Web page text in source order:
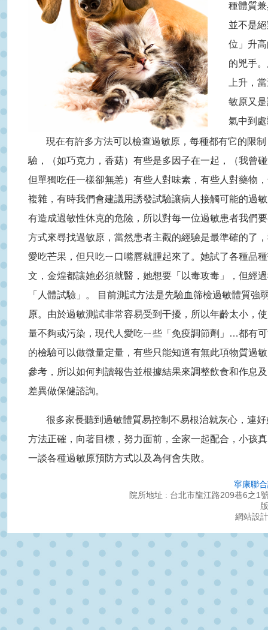
種體質
並不是
位」升
的兇手
上升，
敏原又
氣中到
現在有許多方法可以檢查過敏原，每種都有它的限
驗，（如巧克力，香菇）有些是多因子在一起，（我曾
但單獨吃任一樣卻無恙）有些人對味素，有些人對藥物
複雜，有時我們會建議用誘發試驗讓病人接觸可能的過
有造成過敏性休克的危險，所以對每一位過敏患者我們
方式來尋找過敏原，當然患者主觀的經驗是最準確的了
愛吃芒果，但只吃ㄧ口嘴唇就腫起來了。她試了各種品
文，金煌都讓她必須就醫，她想要「以毒攻毒」，但經
「人體試驗」。 目前測試方法是先驗血筛檢過敏體質強
原。由於過敏測試非常容易受到干擾，所以年齡太小，
量不夠或污染，現代人愛吃ㄧ些「免疫調節劑」…都有
的檢驗可以做微量定量，有些只能知道有無此項物質過
參考，所以如何判讀報告並根據結果來調整飲食和作息
差異做保健諮詢。
很多家長聽到過敏體質易控制不易根治就灰心，連
方法正確，向著目標，努力面前，全家一起配合，小孩
一談各種過敏原預防方式以及為何會失敗。
寧康聯
院所地址 : 台北市龍江路209巷6之1
網站